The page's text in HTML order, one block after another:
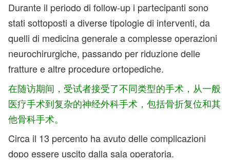
Durante il periodo di follow-up i partecipanti sono
stati sottoposti a diverse tipologie di interventi, da
quelli di medicina generale a complesse operazioni
neurochirurgiche, passando per riduzione delle
fratture e altre procedure ortopediche.
在随访期间，受试者接受了不同类型的手术，从一般
医疗手术到复杂的神经外科手术，包括骨折复位和其
他骨科手术。
Circa il 13 percento ha avuto delle complicazioni
dopo essere uscito dalla sala operatoria.